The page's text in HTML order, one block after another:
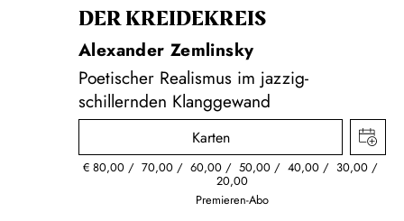
DER KREIDE­KREIS
Alexander Zemlinsky
Poetischer Realismus im jazzig-
schillernden Klanggewand
Karten
€ 80,00 70,00 60,00 50,00 40,00 30,00
20,00
Premieren-Abo